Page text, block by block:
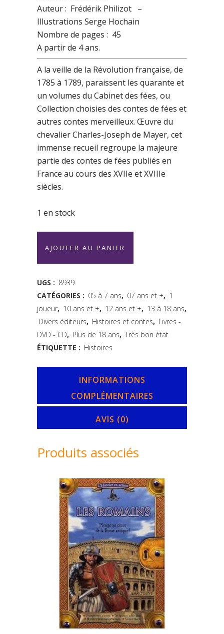
Auteur : Frédérik Philizot –
Illustrations Serge Hochain
Nombre de pages : 45
A partir de 4 ans.
A la veille de la Révolution française, de
1785 à 1789, paraissent les quarante et
un volumes du Cabinet des fées, ou
Collection choisies des contes de fées et
autres contes merveilleux. Œuvre du
chevalier Charles-Joseph de Mayer, cet
immense recueil regroupe la majeure
partie des contes de fées publiés en
France au cours des XVIIe et XVIIIe
siècles.
1 en stock
et
noir
et
autres
contes
des
Fées
-
éditions
quantity
AJOUTER AU PANIER
UGS : 8939
CATÉGORIES : 05 à 7 ans, 07 ans et +, 1
joueur, 10 ans et +, 12 ans et +, 13 à 18 ans,
Divers éditeurs, Histoires et contes, Livres -
DVD - CD, Plus de 18 ans, Très bon état
ÉTIQUETTE : Histoires
INFORMATIONS
COMPLÉMENTAIRES
AVIS (0)
Produits associés